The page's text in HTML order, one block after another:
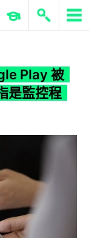
ERP 與商業 AI
Play 被
是監控程